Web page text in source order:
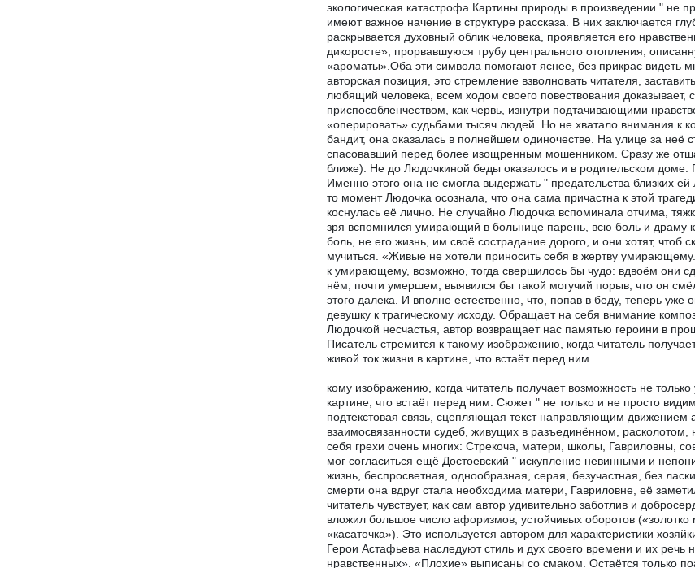
экологическая катастрофа.Картины природы в произведении " не
имеют важное начение в структуре рассказа. В них заключается
раскрывается духовный облик человека, проявляется его
дикоросте», прорвавшуюся трубу центрального отопления,
«ароматы».Оба эти символа помогают яснее, без прикрас видеть
авторская позиция, это стремление взволновать читателя,
любящий человека, всем ходом своего повествования доказывает,
приспособленчеством, как червь, изнутри подтачивающими
«оперировать» судьбами тысяч людей. Но не хватало внимания к
бандит, она оказалась в полнейшем одиночестве. На улице за неё
спасовавший перед более изощренным мошенником. Сразу же
ближе). Не до Людочкиной беды оказалось и в родительском доме.
Именно этого она не смогла выдержать " предательства близких
то момент Людочка осознала, что она сама причастна к этой
коснулась её лично. Не случайно Людочка вспоминала отчима,
зря вспомнился умирающий в больнице парень, всю боль и драму
боль, не его жизнь, им своё сострадание дорого, и они хотят, чтоб
мучиться. «Живые не хотели приносить себя в жертву
к умирающему, возможно, тогда свершилось бы чудо: вдвоём они
нём, почти умершем, выявился бы такой могучий порыв, что он
этого далека. И вполне естественно, что, попав в беду, теперь
девушку к трагическому исходу. Обращает на себя внимание
Людочкой несчастья, автор возвращает нас памятью героини в
Писатель стремится к такому изображению, когда читатель
живой ток жизни в картине, что встаёт перед ним.
кому изображению, когда читатель получает возможность не
картине, что встаёт перед ним. Сюжет " не только и не просто
подтекстовая связь, сцепляющая текст направляющим
взаимосвязанности судеб, живущих в разъединённом,
себя грехи очень многих: Стрекоча, матери, школы, Гавриловны,
мог согласиться ещё Достоевский " искупление невинными и
жизнь, беспросветная, однообразная, серая, безучастная, без
смерти она вдруг стала необходима матери, Гавриловне, её
читатель чувствует, как сам автор удивительно заботлив и
вложил большое число афоризмов, устойчивых оборотов («золотко
«касаточка»). Это используется автором для характеристики
Герои Астафьева наследуют стиль и дух своего времени и их речь
нравственных». «Плохие» выписаны со смаком. Остаётся только